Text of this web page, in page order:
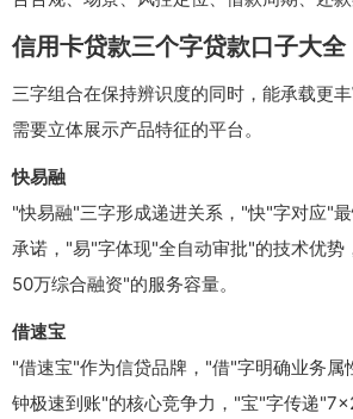
信用卡贷款三个字贷款口子大全
三字组合在保持辨识度的同时，能承载更
需要立体展示产品特征的平台。
快易融
"快易融"三字形成递进关系，"快"字对应"
承诺，"易"字体现"全自动审批"的技术优势
50万综合融资"的服务容量。
借速宝
"借速宝"作为信贷品牌，"借"字明确业务
钟极速到账"的核心竞争力，"宝"字传递